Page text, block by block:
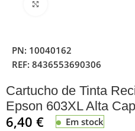
PN: 10040162
REF:8436553690306
Cartucho de Tinta
Epson 603XL Alta
6,40€ Em stock